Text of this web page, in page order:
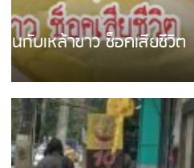
ชาวเน็ตฮา! รถเครื่องแ
แล้วหนี พบเสาหัก เบรค